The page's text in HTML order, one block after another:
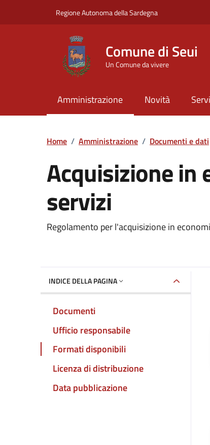
Regione Autonoma della Sardegna
Comune di Seui
Un Comune da vivere
Amministrazione Novità
Home / Amministrazione / Documenti e dati
Acquisizione in
servizi
Dettaglio del documento
Regolamento per l'acquisizione in
INDICE DELLA PAGINA
Documenti
Ufficio responsabile
Formati disponibili
Licenza di distribuzione
Data pubblicazione